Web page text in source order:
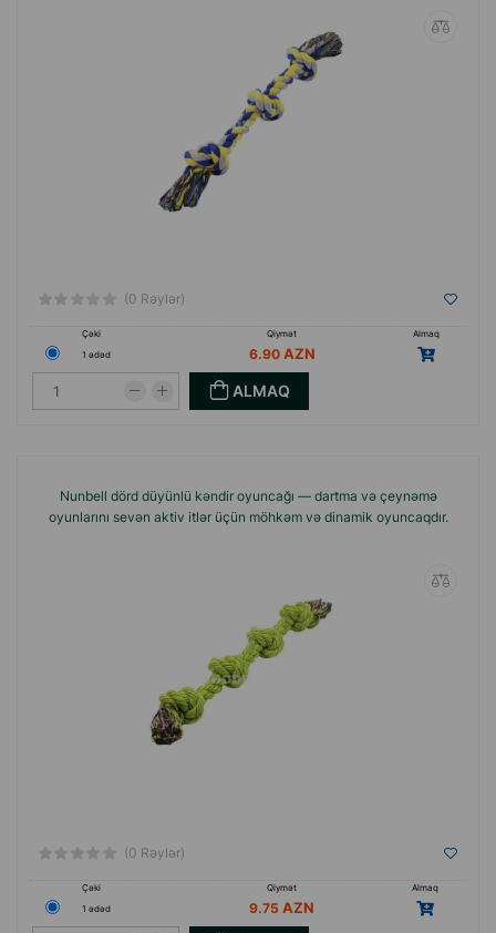
Mövcud variantların böyük müxtəlifliyi, ağız
gigiyenası və gündəlik fəaliyyətdə yeni
zirvələrə nail olmağa imkan verəcək.
(0 Rəylər)
Çəki Qiymət
Almaq
1 ədəd
6.90
ALMAQ
Nunbell dörd düyünlü kəndir oyuncağı — dartma və çeynəmə
oyunlarını sevən aktiv itlər üçün möhkəm və dinamik oyuncaqdır.
(0 Rəylər)
Çəki Qiymət
Almaq
1 ədəd
9.75